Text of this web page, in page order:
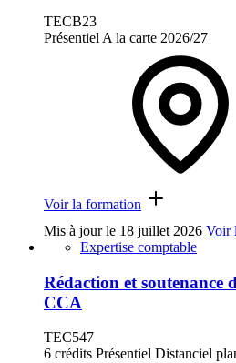
TECB23
Présentiel A la carte 2026/27
Voir la formation
Mis à jour le 18 juillet 2026 Voir
Expertise comptable
Rédaction et soutenance
CCA
TEC547
6 crédits Présentiel Distanciel